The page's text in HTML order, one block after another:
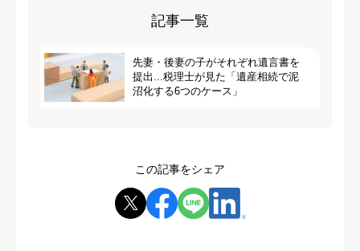
記事一覧
先妻・後妻の子がそれぞれ遺言書を
提出...税理士が見た「遺産相続で泥
沼化する6つのケース」
この記事をシェア